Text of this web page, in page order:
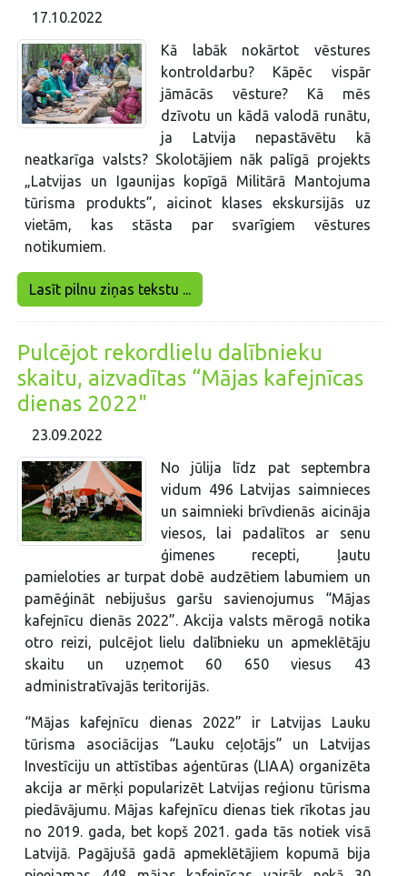
17.10.2022
Kā labāk nokārtot vēstures
kontroldarbu? Kāpēc vispār
jāmācās vēsture? Kā mēs
dzīvotu un kādā valodā runātu,
ja Latvija nepastāvētu kā
neatkarīga valsts? Skolotājiem nāk palīgā projekts
„Latvijas un Igaunijas kopīgā Militārā Mantojuma
tūrisma produkts”, aicinot klases ekskursijās uz
vietām, kas stāsta par svarīgiem vēstures
notikumiem.
Lasīt pilnu ziņas tekstu ...
Pulcējot rekordlielu dalībnieku
skaitu, aizvadītas “Mājas kafejnīcas
dienas 2022"
23.09.2022
No jūlija līdz pat septembra
vidum 496 Latvijas saimnieces
un saimnieki brīvdienās aicināja
viesos, lai padalītos ar senu
ģimenes recepti, ļautu
pamieloties ar turpat dobē audzētiem labumiem un
pamēģināt nebijušus garšu savienojumus “Mājas
kafejnīcu dienās 2022”. Akcija valsts mērogā notika
otro reizi, pulcējot lielu dalībnieku un apmeklētāju
skaitu un uzņemot 60 650 viesus 43
administratīvajās teritorijās.
“Mājas kafejnīcu dienas 2022” ir Latvijas Lauku
tūrisma asociācijas “Lauku ceļotājs” un Latvijas
Investīciju un attīstības aģentūras (LIAA) organizēta
akcija ar mērķi popularizēt Latvijas reģionu tūrisma
piedāvājumu. Mājas kafejnīcu dienas tiek rīkotas jau
no 2019. gada, bet kopš 2021. gada tās notiek visā
Latvijā. Pagājušā gadā apmeklētājiem kopumā bija